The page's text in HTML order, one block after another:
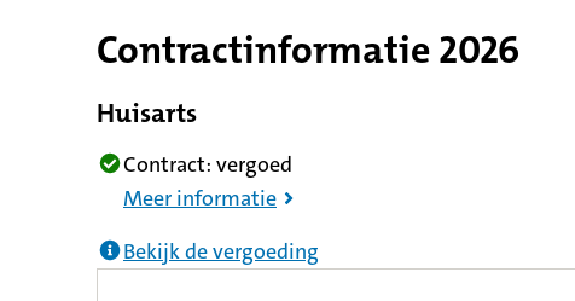
Contractinformatie 2026
Huisarts
Contract: vergoed
Meer informatie
Bekijk de vergoeding